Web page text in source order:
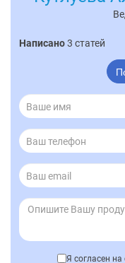
Написано3 статей
Я согласен на